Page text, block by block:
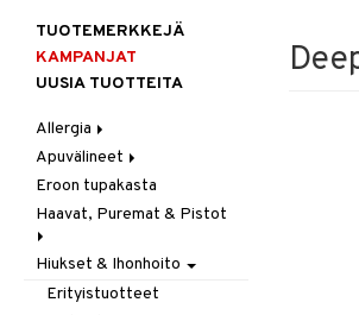
TUOTEMERKKEJÄ
KAMPANJAT
UUSIA TUOTTEITA
Allergia
Nenäsuihkeet
Silmätipat
Apuvälineet
Hygienia
Kävely & Seisominen
Saa kiinni & Ylety
Eroon tupakasta
Haavat, Puremat & Pistot
Ensiapu
Haavat
Hiukset & Ihonhoito
Erityistuotteet